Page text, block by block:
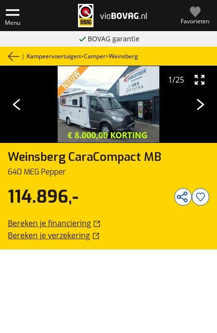
Menu Favorieten
BOVAG garantie
| Kampeervoertuigen>Camper>Weinsberg
Weinsberg CaraCompact MB
640 MEG Pepper
1/25
114.896,-
Bereken je financiering
Bereken je verzekering